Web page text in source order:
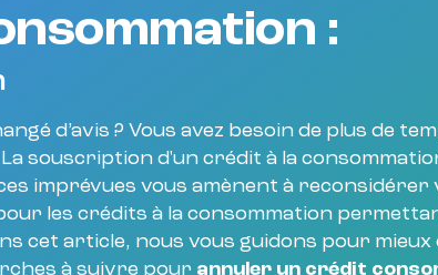
:
d’avis ? Vous avez besoin de plus de
souscription d'un crédit à la
imprévues vous amènent à reconsidérer
les crédits à la consommation
cet article, nous vous guidons pour
à suivre pour annuler un crédit